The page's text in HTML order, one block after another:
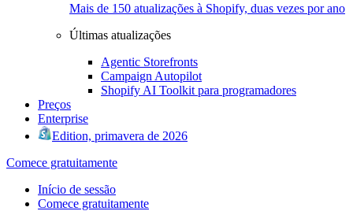
Mais de 150 atualizações à Shopify, duas vezes por ano
Últimas atualizações
Agentic Storefronts
Campaign Autopilot
Shopify AI Toolkit para programadores
Preços
Enterprise
Edition, primavera de 2026
Comece gratuitamente
Início de sessão
Comece gratuitamente